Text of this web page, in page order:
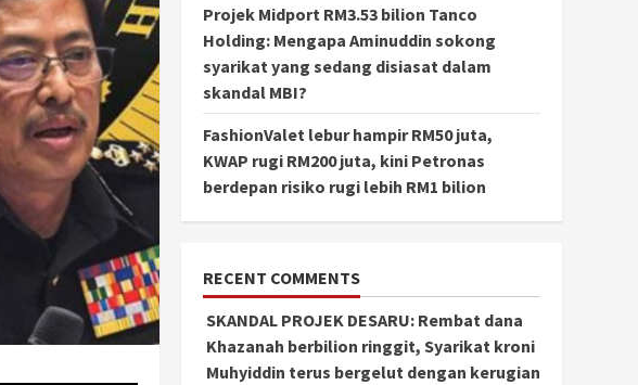
Projek Midport RM3.53 bilion Tanco
Holding: Mengapa Aminuddin sokong
syarikat yang sedang disiasat dalam
skandal MBI?
FashionValet lebur hampir RM50 juta,
KWAP rugi RM200 juta, kini Petronas
berdepan risiko rugi lebih RM1 bilion
RECENT COMMENTS
SKANDAL PROJEK DESARU: Rembat dana
Khazanah berbilion ringgit, Syarikat kroni
Muhyiddin terus bergelut dengan kerugian